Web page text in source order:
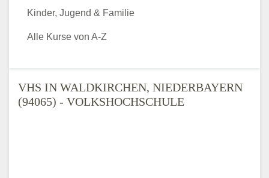
VHS IN WALDKIRCHEN, NIEDERBAYERN
(94065) - VOLKSHOCHSCHULE
Kinder, Jugend & Familie
Alle Kurse von A-Z